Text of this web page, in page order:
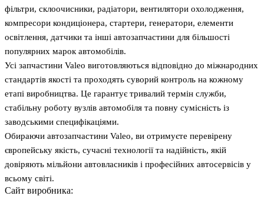
фільтри, склоочисники, радіатори, вентилятори охолодження,
компресори кондиціонера, стартери, генератори, елементи
освітлення, датчики та інші автозапчастини для більшості
популярних марок автомобілів.
Усі запчастини Valeo виготовляються відповідно до міжнародних
стандартів якості та проходять суворий контроль на кожному
етапі виробництва. Це гарантує тривалий термін служби,
стабільну роботу вузлів автомобіля та повну сумісність із
заводськими специфікаціями.
Обираючи автозапчастини Valeo, ви отримуєте перевірену
європейську якість, сучасні технології та надійність, якій
довіряють мільйони автовласників і професійних автосервісів у
всьому світі.
Сайт виробника: